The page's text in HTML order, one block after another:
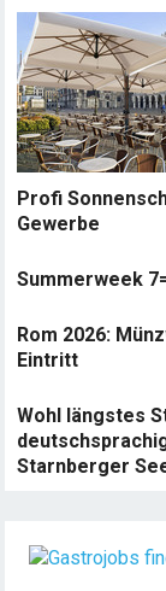
Profi
Gewerbe
Summerweek
Rom 2026:
Eintritt
Wohl längstes
Starnberger